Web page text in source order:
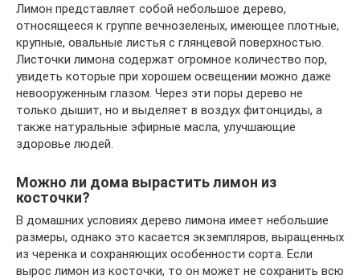
Лимон представляет собой небольшое дерево,
относящееся к группе вечнозеленых, имеющее плотные,
крупные, овальные листья с глянцевой поверхностью.
Листочки лимона содержат огромное количество пор,
увидеть которые при хорошем освещении можно даже
невооруженным глазом. Через эти поры дерево не
только дышит, но и выделяет в воздух фитонциды, а
также натуральные эфирные масла, улучшающие
здоровье людей.
Можно ли дома вырастить лимон из
косточки?
В домашних условиях дерево лимона имеет небольшие
размеры, однако это касается экземпляров, выращенных
из черенка и сохраняющих особенности сорта. Если
вырос лимон из косточки, то он может не сохранить всю